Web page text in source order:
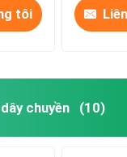
tôi
chuyền (10)